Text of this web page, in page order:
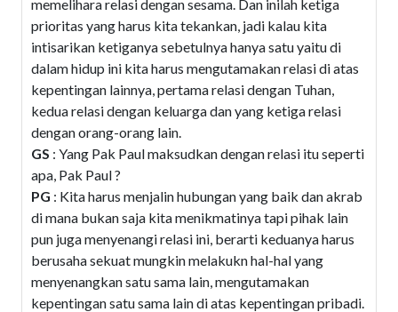
memelihara relasi dengan sesama. Dan inilah ketiga
prioritas yang harus kita tekankan, jadi kalau kita
intisarikan ketiganya sebetulnya hanya satu yaitu di
dalam hidup ini kita harus mengutamakan relasi di atas
kepentingan lainnya, pertama relasi dengan Tuhan,
kedua relasi dengan keluarga dan yang ketiga relasi
dengan orang-orang lain.
GS : Yang Pak Paul maksudkan dengan relasi itu seperti
apa, Pak Paul ?
PG : Kita harus menjalin hubungan yang baik dan akrab
di mana bukan saja kita menikmatinya tapi pihak lain
pun juga menyenangi relasi ini, berarti keduanya harus
berusaha sekuat mungkin melakukn hal-hal yang
menyenangkan satu sama lain, mengutamakan
kepentingan satu sama lain di atas kepentingan pribadi.